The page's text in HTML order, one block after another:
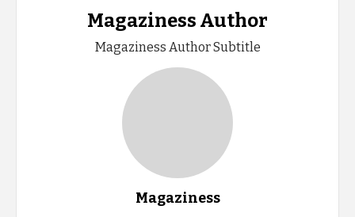
Magaziness Author
Magaziness Author Subtitle
Magaziness